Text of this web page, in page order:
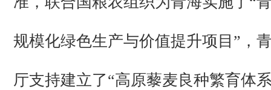
规模化绿色生产与价值提升项目”，
厅支持建立了“高原藜麦良种繁育体